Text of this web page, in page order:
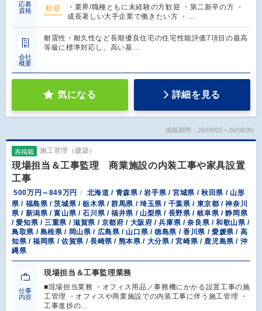
応募
資格
歓迎
・業界/職種ともに未経験の方歓迎 ・第二新卒の方 ・
成長著しい大手企業で働きたい方 ・…
会社
概要
耐震性・耐久性など長期優良住宅の住宅性能評価7項目の最高
等級に標準対応し、高い基…
気になる 詳細を見る
掲載期間：26/08/03～26/08/30
再掲載 施工管理（建築）
現場担当＆工事監理 商業施設の内装工事や家具設置
工事
500万円～849万円
北海道 / 青森県 / 岩手県 / 宮城県 / 秋田県 / 山形
県 / 福島県 / 茨城県 / 栃木県 / 群馬県 / 埼玉県 / 千葉県 / 東京都 / 神奈川
県 / 新潟県 / 富山県 / 石川県 / 福井県 / 山梨県 / 長野県 / 岐阜県 / 静岡県
/ 愛知県 / 三重県 / 滋賀県 / 京都府 / 大阪府 / 兵庫県 / 奈良県 / 和歌山県 /
鳥取県 / 島根県 / 岡山県 / 広島県 / 山口県 / 徳島県 / 香川県 / 愛媛県 / 高
知県 / 福岡県 / 佐賀県 / 長崎県 / 熊本県 / 大分県 / 宮崎県 / 鹿児島県 / 沖
縄県
仕事
内容
現場担当＆工事監理業務
■現場担当業務 ・オフィス用品／事務機にかかる設置工事の施
工管理 ・オフィスや商業施設での内装工事に伴う施工管理 ・
工事進捗の…